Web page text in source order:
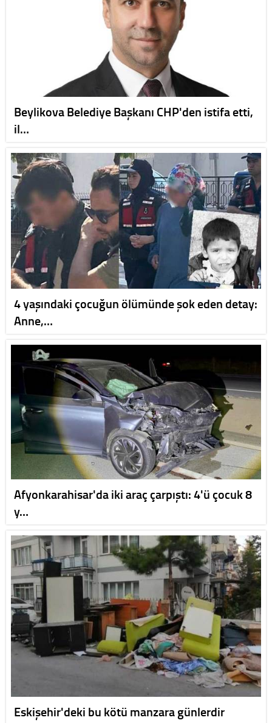
Beylikova Belediye Başkanı CHP'den istifa etti,
il…
4 yaşındaki çocuğun ölümünde şok eden detay:
Anne,…
Afyonkarahisar'da iki araç çarpıştı: 4'ü çocuk 8
y…
Eskişehir'deki bu kötü manzara günlerdir